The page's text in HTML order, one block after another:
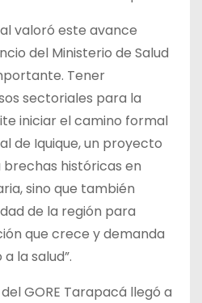
valoró este avance
del Ministerio de Salud
Tener
sectoriales para la
iniciar el camino formal
de Iquique, un proyecto
históricas en
sino que también
de la región para
que crece y demanda
la salud”.
GORE Tarapacá llegó a